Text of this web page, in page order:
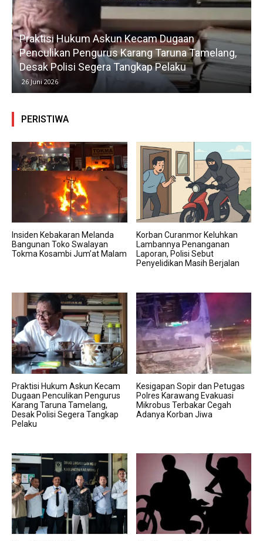
Praktisi Hukum Askun Kecam Dugaan
Penculikan Pengurus Karang Taruna Tamelang,
Desak Polisi Segera Tangkap Pelaku
26 Juni 2026
PERISTIWA
Insiden Kebakaran Melanda
Bangunan Toko Swalayan
Tokma Kosambi Jum’at Malam
Korban Curanmor Keluhkan
Lambannya Penanganan
Laporan, Polisi Sebut
Penyelidikan Masih Berjalan
Praktisi Hukum Askun Kecam
Dugaan Penculikan Pengurus
Karang Taruna Tamelang,
Desak Polisi Segera Tangkap
Pelaku
Kesigapan Sopir dan Petugas
Polres Karawang Evakuasi
Mikrobus Terbakar Cegah
Adanya Korban Jiwa